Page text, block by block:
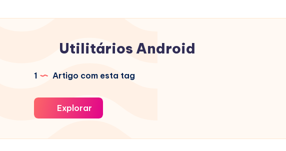
Utilitários Android
1 Artigo com esta tag
Explorar